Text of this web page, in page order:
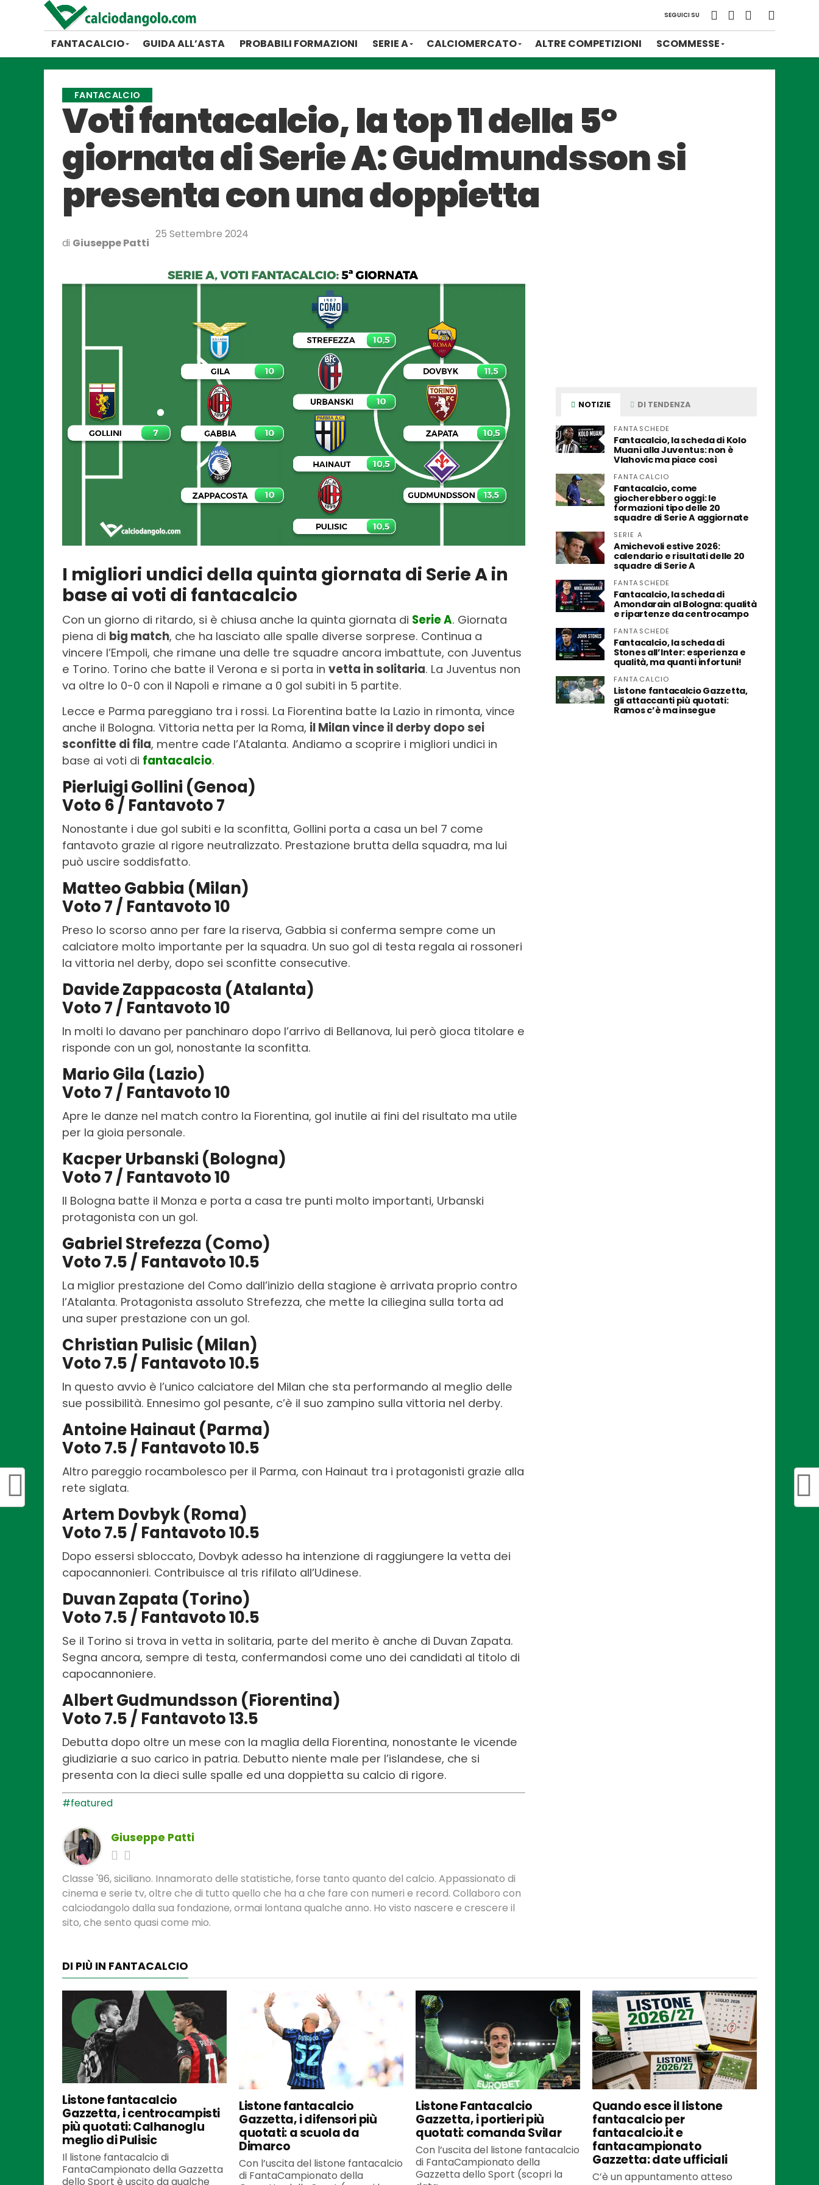
SEGUICI SU
FANTACALCIO GUIDA ALL’ASTA PROBABILI FORMAZIONI SERIE A CALCIOMERCATO ALTRE COMPETIZIONI SCOMMESSE
FANTACALCIO
Voti fantacalcio, la top 11 della 5°
giornata di Serie A: Gudmundsson si
presenta con una doppietta
di Giuseppe Patti
25 Settembre 2024
I migliori undici della quinta giornata di Serie A in
base ai voti di fantacalcio
Con un giorno di ritardo, si è chiusa anche la quinta giornata di Serie A. Giornata
piena di big match, che ha lasciato alle spalle diverse sorprese. Continua a
vincere l’Empoli, che rimane una delle tre squadre ancora imbattute, con Juventus
e Torino. Torino che batte il Verona e si porta in vetta in solitaria. La Juventus non
va oltre lo 0-0 con il Napoli e rimane a 0 gol subiti in 5 partite.
Lecce e Parma pareggiano tra i rossi. La Fiorentina batte la Lazio in rimonta, vince
anche il Bologna. Vittoria netta per la Roma, il Milan vince il derby dopo sei
sconfitte di fila, mentre cade l’Atalanta. Andiamo a scoprire i migliori undici in
base ai voti di fantacalcio.
Pierluigi Gollini (Genoa)
Voto 6 / Fantavoto 7
Nonostante i due gol subiti e la sconfitta, Gollini porta a casa un bel 7 come
fantavoto grazie al rigore neutralizzato. Prestazione brutta della squadra, ma lui
può uscire soddisfatto.
Matteo Gabbia (Milan)
Voto 7 / Fantavoto 10
Preso lo scorso anno per fare la riserva, Gabbia si conferma sempre come un
calciatore molto importante per la squadra. Un suo gol di testa regala ai rossoneri
la vittoria nel derby, dopo sei sconfitte consecutive.
Davide Zappacosta (Atalanta)
Voto 7 / Fantavoto 10
In molti lo davano per panchinaro dopo l’arrivo di Bellanova, lui però gioca titolare e
risponde con un gol, nonostante la sconfitta.
Mario Gila (Lazio)
Voto 7 / Fantavoto 10
Apre le danze nel match contro la Fiorentina, gol inutile ai fini del risultato ma utile
per la gioia personale.
Kacper Urbanski (Bologna)
Voto 7 / Fantavoto 10
Il Bologna batte il Monza e porta a casa tre punti molto importanti, Urbanski
protagonista con un gol.
Gabriel Strefezza (Como)
Voto 7.5 / Fantavoto 10.5
La miglior prestazione del Como dall’inizio della stagione è arrivata proprio contro
l’Atalanta. Protagonista assoluto Strefezza, che mette la ciliegina sulla torta ad
una super prestazione con un gol.
Christian Pulisic (Milan)
Voto 7.5 / Fantavoto 10.5
In questo avvio è l’unico calciatore del Milan che sta performando al meglio delle
sue possibilità. Ennesimo gol pesante, c’è il suo zampino sulla vittoria nel derby.
Antoine Hainaut (Parma)
Voto 7.5 / Fantavoto 10.5
Altro pareggio rocambolesco per il Parma, con Hainaut tra i protagonisti grazie alla
rete siglata.
Artem Dovbyk (Roma)
Voto 7.5 / Fantavoto 10.5
Dopo essersi sbloccato, Dovbyk adesso ha intenzione di raggiungere la vetta dei
capocannonieri. Contribuisce al tris rifilato all’Udinese.
Duvan Zapata (Torino)
Voto 7.5 / Fantavoto 10.5
Se il Torino si trova in vetta in solitaria, parte del merito è anche di Duvan Zapata.
Segna ancora, sempre di testa, confermandosi come uno dei candidati al titolo di
capocannoniere.
Albert Gudmundsson (Fiorentina)
Voto 7.5 / Fantavoto 13.5
Debutta dopo oltre un mese con la maglia della Fiorentina, nonostante le vicende
giudiziarie a suo carico in patria. Debutto niente male per l’islandese, che si
presenta con la dieci sulle spalle ed una doppietta su calcio di rigore.
#featured
Giuseppe Patti
Classe '96, siciliano. Innamorato delle statistiche, forse tanto quanto del calcio. Appassionato di
cinema e serie tv, oltre che di tutto quello che ha a che fare con numeri e record. Collaboro con
calciodangolo dalla sua fondazione, ormai lontana qualche anno. Ho visto nascere e crescere il
sito, che sento quasi come mio.
NOTIZIE DI TENDENZA
FANTASCHEDE
Fantacalcio, la scheda di Kolo
Muani alla Juventus: non è
Vlahovic ma piace così
FANTACALCIO
Fantacalcio, come
giocherebbero oggi: le
formazioni tipo delle 20
squadre di Serie A aggiornate
SERIE A
Amichevoli estive 2026:
calendario e risultati delle 20
squadre di Serie A
FANTASCHEDE
Fantacalcio, la scheda di
Amondarain al Bologna: qualità
e ripartenze da centrocampo
FANTASCHEDE
Fantacalcio, la scheda di
Stones all’Inter: esperienza e
qualità, ma quanti infortuni!
FANTACALCIO
Listone fantacalcio Gazzetta,
gli attaccanti più quotati:
Ramos c’è ma insegue
DI PIÙ IN FANTACALCIO
Listone fantacalcio
Gazzetta, i centrocampisti
più quotati: Calhanoglu
meglio di Pulisic
Il listone fantacalcio di
FantaCampionato della Gazzetta
dello Sport è uscito da qualche
Listone fantacalcio
Gazzetta, i difensori più
quotati: a scuola da
Dimarco
Con l’uscita del listone fantacalcio
di FantaCampionato della
Listone Fantacalcio
Gazzetta, i portieri più
quotati: comanda Svilar
Con l’uscita del listone fantacalcio
di FantaCampionato della
Gazzetta dello Sport (scopri la
Quando esce il listone
fantacalcio per
fantacalcio.it e
fantacampionato
Gazzetta: date ufficiali
C’è un appuntamento atteso